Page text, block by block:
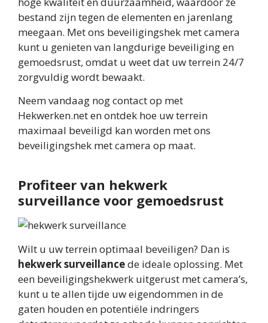
bestand zijn tegen de elementen en jarenlang
meegaan. Met ons beveiligingshek met camera
kunt u genieten van langdurige beveiliging en
gemoedsrust, omdat u weet dat uw terrein 24/7
zorgvuldig wordt bewaakt.
Neem vandaag nog contact op met
Hekwerken.net en ontdek hoe uw terrein
maximaal beveiligd kan worden met ons
beveiligingshek met camera op maat.
Profiteer van hekwerk
surveillance voor gemoedsrust
Wilt u uw terrein optimaal beveiligen? Dan is
hekwerk surveillancede ideale oplossing. Met
een beveiligingshekwerk uitgerust met camera’s,
kunt u te allen tijde uw eigendommen in de
gaten houden en potentiële indringers